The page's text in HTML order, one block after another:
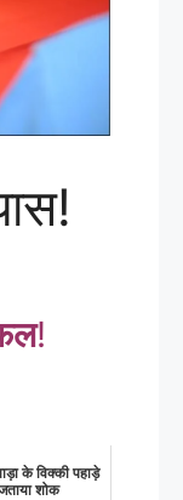
!
के विक्की पहाड़े
शोक